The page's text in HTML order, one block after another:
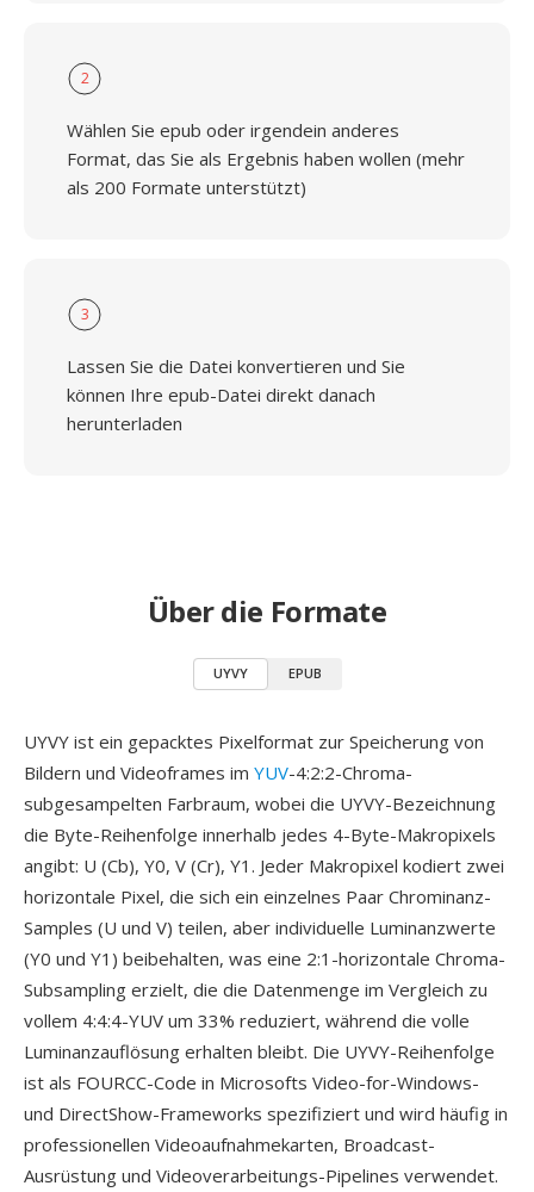
2
Wählen Sie epub oder irgendein anderes
Format, das Sie als Ergebnis haben wollen (mehr
als 200 Formate unterstützt)
3
Lassen Sie die Datei konvertieren und Sie
können Ihre epub-Datei direkt danach
herunterladen
Über die Formate
UYVY EPUB
UYVY ist ein gepacktes Pixelformat zur Speicherung von
Bildern und Videoframes im YUV-4:2:2-Chroma-
subgesampelten Farbraum, wobei die UYVY-Bezeichnung
die Byte-Reihenfolge innerhalb jedes 4-Byte-Makropixels
angibt: U (Cb), Y0, V (Cr), Y1. Jeder Makropixel kodiert zwei
horizontale Pixel, die sich ein einzelnes Paar Chrominanz-
Samples (U und V) teilen, aber individuelle Luminanzwerte
(Y0 und Y1) beibehalten, was eine 2:1-horizontale Chroma-
Subsampling erzielt, die die Datenmenge im Vergleich zu
vollem 4:4:4-YUV um 33% reduziert, während die volle
Luminanzauflösung erhalten bleibt. Die UYVY-Reihenfolge
ist als FOURCC-Code in Microsofts Video-for-Windows-
und DirectShow-Frameworks spezifiziert und wird häufig in
professionellen Videoaufnahmekarten, Broadcast-
Ausrüstung und Videoverarbeitungs-Pipelines verwendet.